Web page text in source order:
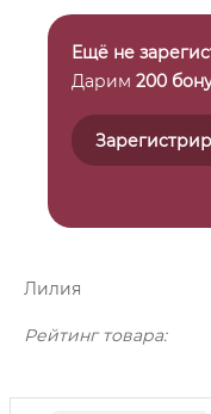
Ещё не
Дарим 200
Лилия
Рейтинг товара: